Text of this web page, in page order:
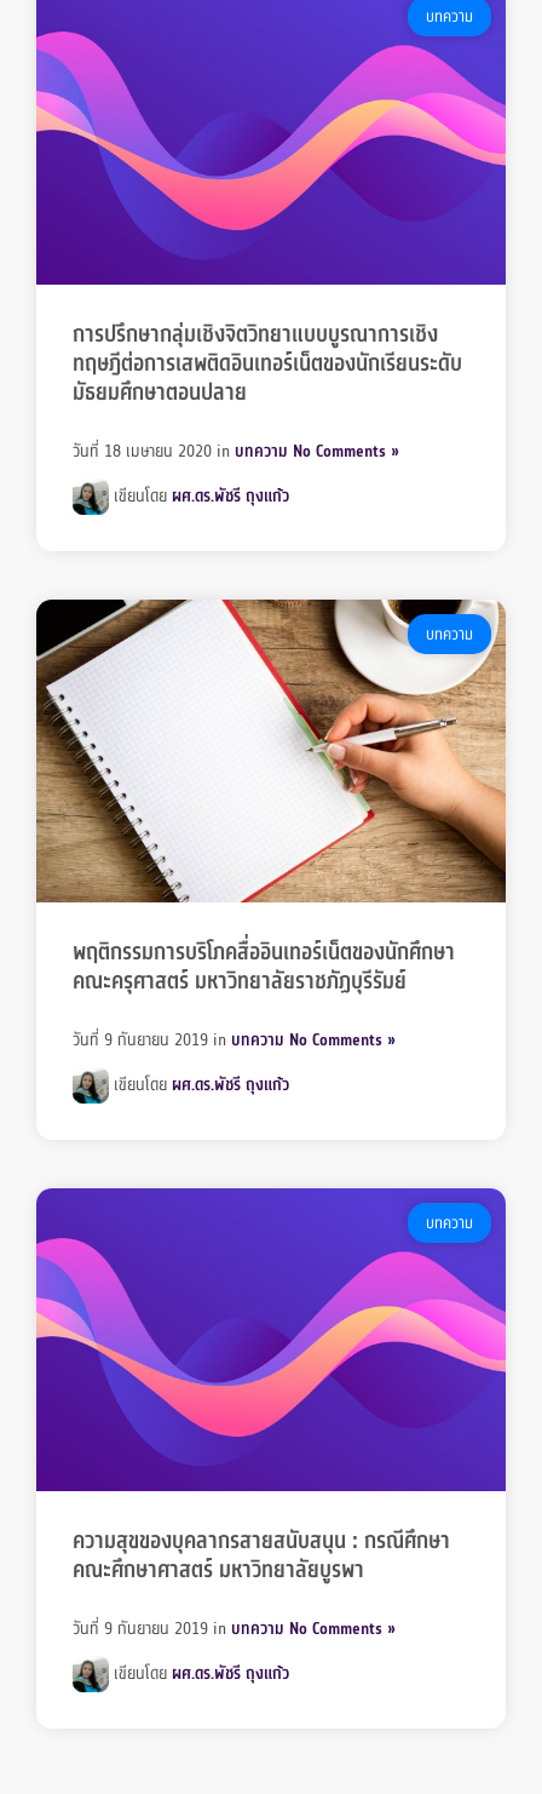
บทความ
การปรึกษากลุ่มเชิงจิตวิทยาแบบบูรณาการเชิง
ทฤษฎีต่อการเสพติดอินเทอร์เน็ตของนักเรียนระดับ
มัธยมศึกษาตอนปลาย
วันที่ 18 เมษายน 2020 in บทความ No Comments »
เขียนโดย ผศ.ดร.พัชรี ถุงแก้ว
บทความ
พฤติกรรมการบริโภคสื่ออินเทอร์เน็ตของนักศึกษา
คณะครุศาสตร์ มหาวิทยาลัยราชภัฏบุรีรัมย์
วันที่ 9 กันยายน 2019 in บทความ No Comments »
เขียนโดย ผศ.ดร.พัชรี ถุงแก้ว
บทความ
ความสุขของบุคลากรสายสนับสนุน : กรณีศึกษา
คณะศึกษาศาสตร์ มหาวิทยาลัยบูรพา
วันที่ 9 กันยายน 2019 in บทความ No Comments »
เขียนโดย ผศ.ดร.พัชรี ถุงแก้ว